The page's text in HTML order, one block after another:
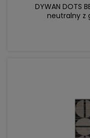
DYWAN DOTS
neutralny z